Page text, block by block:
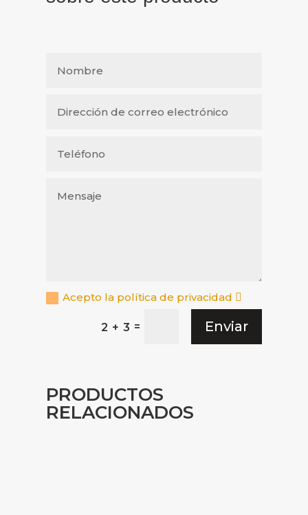
Acepto la política de privacidad
2 + 3 = Enviar
PRODUCTOS
RELACIONADOS